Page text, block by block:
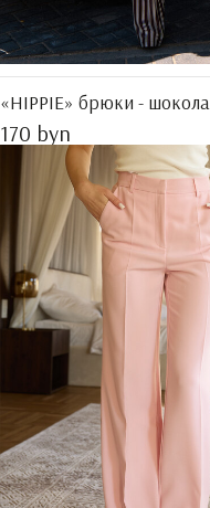
«HIPPIE» брюки -
170 byn